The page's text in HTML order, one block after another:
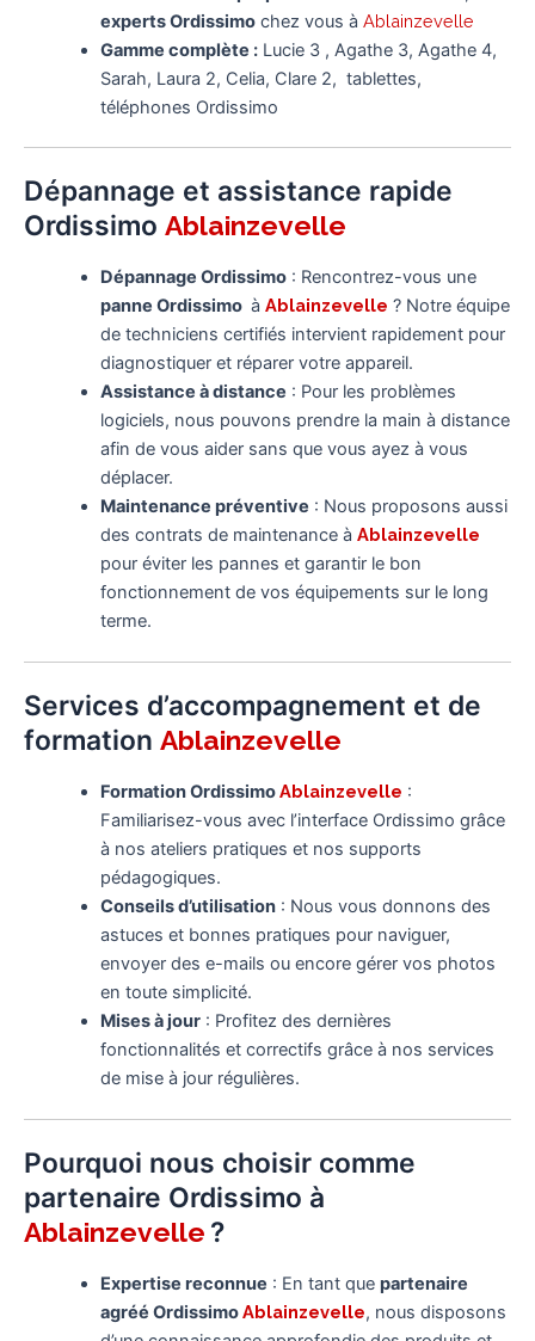
experts Ordissimochez vous à Ablainzevelle
Gamme complète :Lucie 3 , Agathe 3, Agathe 4,
Sarah, Laura 2, Celia, Clare 2, tablettes,
téléphones Ordissimo
Dépannage et assistance rapide
Ordissimo Ablainzevelle
Dépannage Ordissimo: Rencontrez-vous une
panne Ordissimoà Ablainzevelle ? Notre équipe
de techniciens certifiés intervient rapidement pour
diagnostiquer et réparer votre appareil.
Assistance à distance : Pour les problèmes
logiciels, nous pouvons prendre la main à distance
afin de vous aider sans que vous ayez à vous
déplacer.
Maintenance préventive : Nous proposons aussi
des contrats de maintenance à Ablainzevelle
pour éviter les pannes et garantir le bon
fonctionnement de vos équipements sur le long
terme.
Services d’accompagnement et de
formation Ablainzevelle
Formation OrdissimoAblainzevelle :
Familiarisez-vous avec l’interface Ordissimo grâce
à nos ateliers pratiques et nos supports
pédagogiques.
Conseils d’utilisation: Nous vous donnons des
astuces et bonnes pratiques pour naviguer,
envoyer des e-mails ou encore gérer vos photos
en toute simplicité.
Mises à jour: Profitez des dernières
fonctionnalités et correctifs grâce à nos services
de mise à jour régulières.
Pourquoi nous choisir comme
partenaire Ordissimo à
Ablainzevelle ?
Expertise reconnue : En tant que partenaire
agréé OrdissimoAblainzevelle, nous disposons